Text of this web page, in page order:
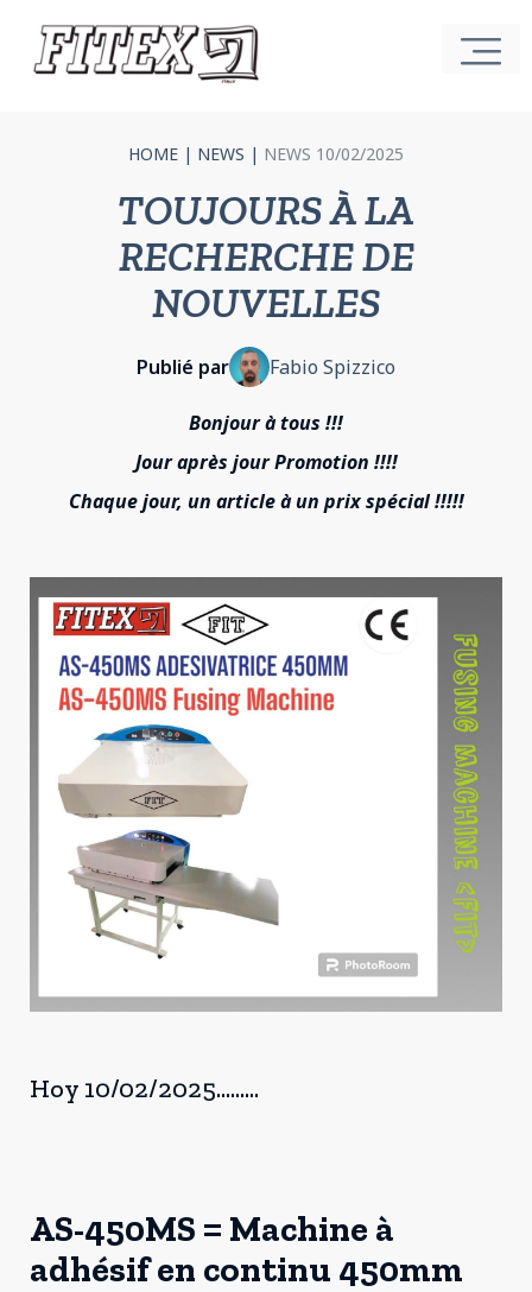
HOME | NEWS | NEWS 10/02/2025
TOUJOURS À LA
RECHERCHE DE
NOUVELLES
Publié par Fabio Spizzico
Bonjour à tous !!!
Jour après jour Promotion !!!!
Chaque jour, un article à un prix spécial !!!!!
Hoy 10/02/2025.........
AS-450MS = Machine à
adhésif en continu 450mm